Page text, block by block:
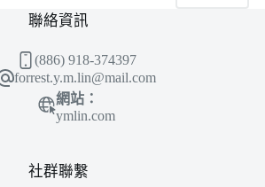
聯絡資訊
(886) 918-374397
forrest.y.m.lin@mail.com
網站：
ymlin.com
社群聯繫